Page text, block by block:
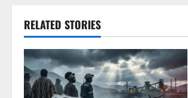
RELATED STORIES